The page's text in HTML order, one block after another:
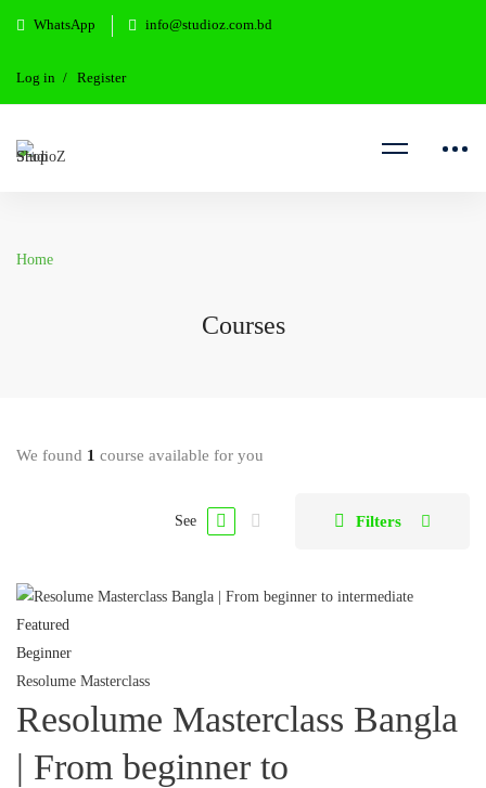
WhatsApp info@studioz.com.bd
Log in Register
Home
Courses
We found 1 course available for you
See Filters
Featured
Beginner
Resolume Masterclass
Resolume Masterclass Bangla
| From beginner to